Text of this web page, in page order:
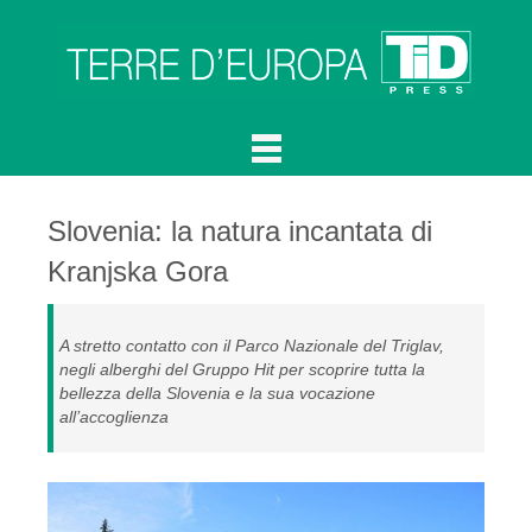
Slovenia: la natura incantata di
Kranjska Gora
A stretto contatto con il Parco Nazionale del Triglav,
negli alberghi del Gruppo Hit per scoprire tutta la
bellezza della Slovenia e la sua vocazione
all’accoglienza